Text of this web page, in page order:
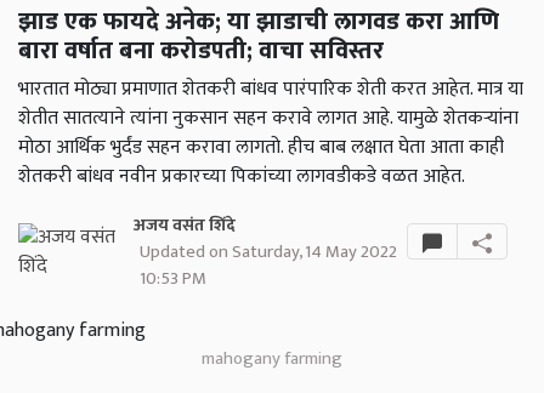
झाड एक फायदे अनेक; या झाडाची लागवड करा आणि
बारा वर्षात बना करोडपती; वाचा सविस्तर
भारतात मोठ्या प्रमाणात शेतकरी बांधव पारंपारिक शेती करत आहेत. मात्र या
शेतीत सातत्याने त्यांना नुकसान सहन करावे लागत आहे. यामुळे शेतकऱ्यांना
मोठा आर्थिक भुर्दंड सहन करावा लागतो. हीच बाब लक्षात घेता आता काही
शेतकरी बांधव नवीन प्रकारच्या पिकांच्या लागवडीकडे वळत आहेत.
अजय वसंत शिंदे
Updated on Saturday, 14 May 2022
10:53 PM
mahogany farming